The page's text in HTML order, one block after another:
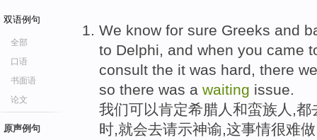
双语例句
全部
口语
书面语
论文
原声例句
We know for sure Greeks and
to Delphi, and when you came
consult the it was hard, there
so there was a waiting issue.
我们可以肯定希腊人和蛮族人,
时,就会去请示神谕,这事情很难